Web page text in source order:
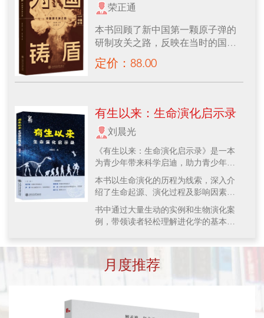
路 荣正通
本书回顾了新中国第一颗原子弹的
研制攻关之路，反映在当时的国际
环境下，在国力极度薄弱，工业基
础、科技基础几乎空白，科技人员
非常短缺的艰苦条件下，毛泽东、
时度势、高瞻远瞩、英明决策，钱
三强、朱光亚、邓稼先等老一辈科
学家、科技工作者、解放军指战
员、工人等无私奉献、奋力拼搏，
在党的领导下，全国大协作，共同
定价：88.00
有生以来：生命演化启示录
刘晨光
《有生以来：生命演化启示录》是一本
为青少年带来科学启迪，助力青少年科
学创新的科普读物。
本书以生命演化的历程为线索，深入介
绍了生命起源、演化过程及影响因素等
丰富内容。从神秘的生命诞生开始，历
经漫长岁月的演化，形成了如今多姿多
彩的世界。生物演化对人类发展和科技
书中通过大量生动的实例和生物演化案
例，带领读者轻松理解进化学的基本原
与行为演化、基因与染色体演化等。了
解生命演化，能让我们明白从何而来，
更能为未来发展提供启示，引领我们在
玩物采真:中国古代游戏史
蔡丰明
月度推荐